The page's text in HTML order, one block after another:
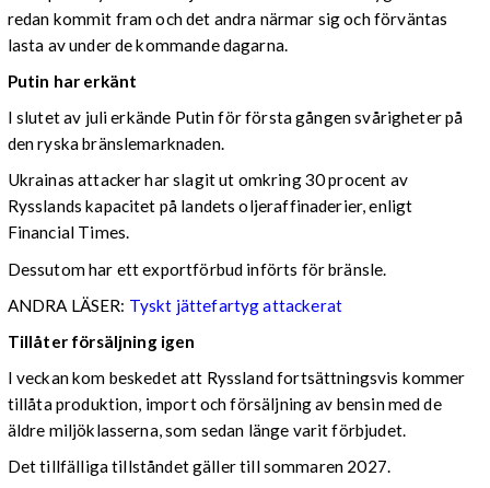
redan kommit fram och det andra närmar sig och förväntas
lasta av under de kommande dagarna.
Putin har erkänt
I slutet av juli erkände Putin för första gången svårigheter på
den ryska bränslemarknaden.
Ukrainas attacker har slagit ut omkring 30 procent av
Rysslands kapacitet på landets oljeraffinaderier, enligt
Financial Times.
Dessutom har ett exportförbud införts för bränsle.
ANDRA LÄSER: Tyskt jättefartyg attackerat
Tillåter försäljning igen
I veckan kom beskedet att Ryssland fortsättningsvis kommer
tillåta produktion, import och försäljning av bensin med de
äldre miljöklasserna, som sedan länge varit förbjudet.
Det tillfälliga tillståndet gäller till sommaren 2027.